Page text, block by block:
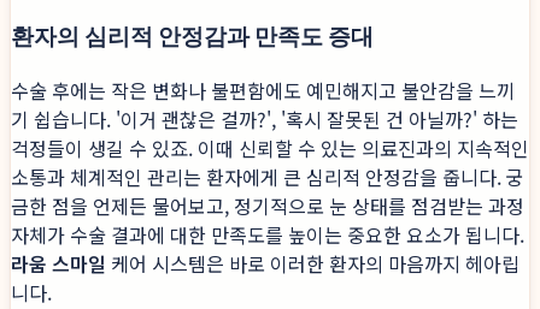
환자의 심리적 안정감과 만족도 증대
수술 후에는 작은 변화나 불편함에도 예민해지고 불안감을 느끼
기 쉽습니다. '이거 괜찮은 걸까?', '혹시 잘못된 건 아닐까?' 하는
걱정들이 생길 수 있죠. 이때 신뢰할 수 있는 의료진과의 지속적인
소통과 체계적인 관리는 환자에게 큰 심리적 안정감을 줍니다. 궁
금한 점을 언제든 물어보고, 정기적으로 눈 상태를 점검받는 과정
자체가 수술 결과에 대한 만족도를 높이는 중요한 요소가 됩니다.
라움 스마일 케어 시스템은 바로 이러한 환자의 마음까지 헤아립
니다.